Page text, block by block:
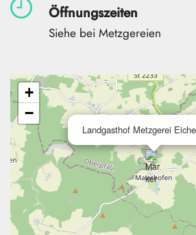
Öffnungszeiten
Siehe bei Metzgereien
Landgasthof Metzgerei
+
−